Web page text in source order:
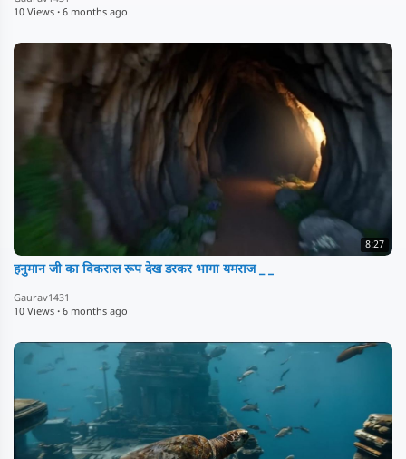
10 Views · 6 months ago
8:27
हनुमान जी का विकराल रूप देख डरकर भागा यमराज _ _
Gaurav1431
10 Views · 6 months ago